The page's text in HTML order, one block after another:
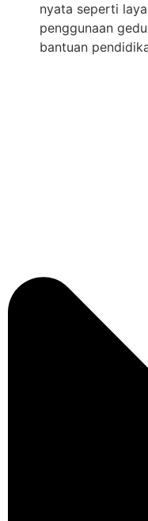
nyata seperti
penggunaan
bantuan